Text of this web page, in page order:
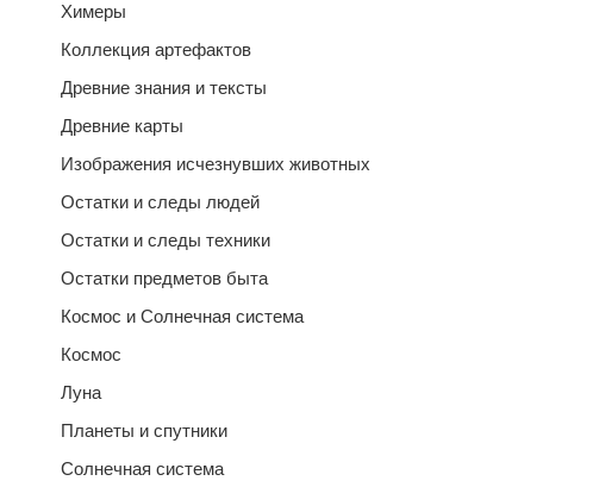
Химеры
Коллекция артефактов
Древние знания и тексты
Древние карты
Изображения исчезнувших животных
Остатки и следы людей
Остатки и следы техники
Остатки предметов быта
Космос и Солнечная система
Космос
Луна
Планеты и спутники
Солнечная система